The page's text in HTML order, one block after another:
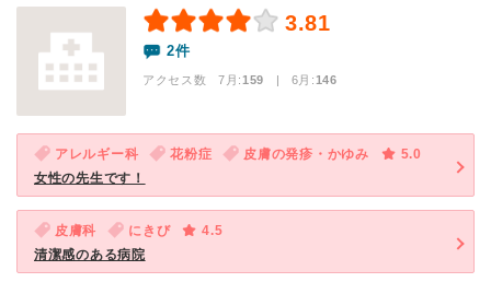
3.81
2件
アクセス数 7月:159 | 6月:146
アレルギー科 花粉症 皮膚の発疹・かゆみ
5.0
女性の先生です！
皮膚科 にきび
4.5
清潔感のある病院